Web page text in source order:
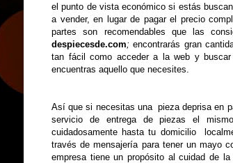
el punto de vista económico si estás
a vender, en lugar de pagar el precio
partes son recomendables que las
despiecesde.com;encontrarás gran
tan fácil como acceder a la web y
encuentras aquello que necesites.
Así que si necesitas una pieza deprisa en
servicio de entrega de piezas el
cuidadosamente hasta tu domicilio
través de mensajería para tener un mayo
empresa tiene un propósito al cuidad de